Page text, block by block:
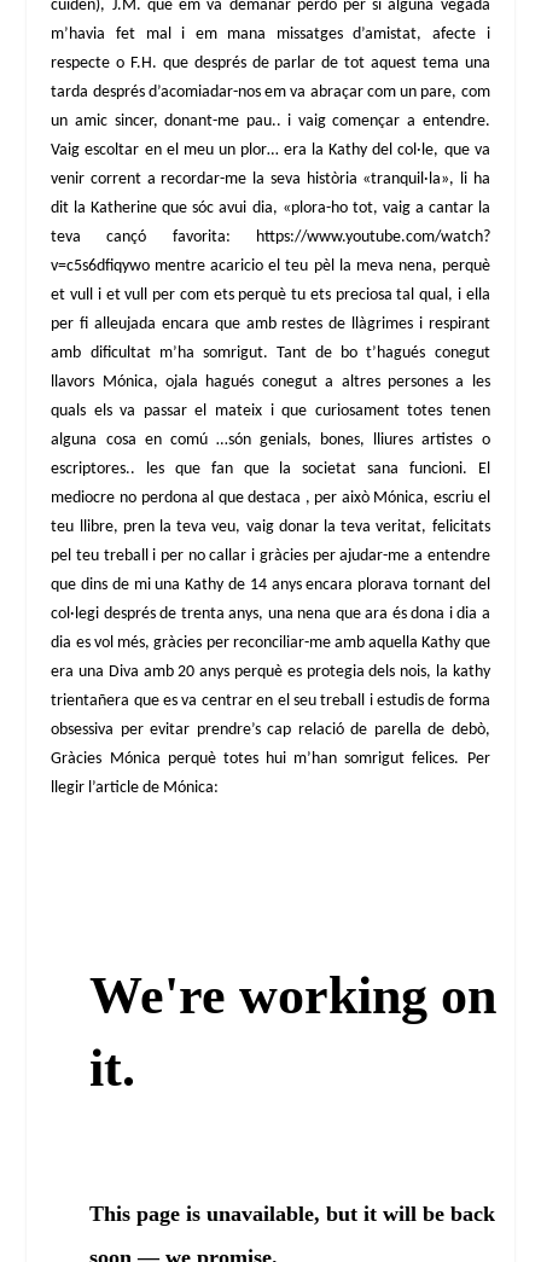
cuiden), J.M. que em va demanar perdó per si alguna vegada
m’havia fet mal i em mana missatges d’amistat, afecte i
respecte o F.H. que després de parlar de tot aquest tema una
tarda després d’acomiadar-nos em va abraçar com un pare, com
un amic sincer, donant-me pau.. i vaig començar a entendre.
Vaig escoltar en el meu un plor… era la Kathy del col·le, que va
venir corrent a recordar-me la seva història «tranquil·la», li ha
dit la Katherine que sóc avui dia, «plora-ho tot, vaig a cantar la
teva cançó favorita: https://www.youtube.com/watch?
v=c5s6dfiqywo mentre acaricio el teu pèl la meva nena, perquè
et vull i et vull per com ets perquè tu ets preciosa tal qual, i ella
per fi alleujada encara que amb restes de llàgrimes i respirant
amb dificultat m’ha somrigut. Tant de bo t’hagués conegut
llavors Mónica, ojala hagués conegut a altres persones a les
quals els va passar el mateix i que curiosament totes tenen
alguna cosa en comú …són genials, bones, lliures artistes o
escriptores.. les que fan que la societat sana funcioni. El
mediocre no perdona al que destaca , per això Mónica, escriu el
teu llibre, pren la teva veu, vaig donar la teva veritat, felicitats
pel teu treball i per no callar i gràcies per ajudar-me a entendre
que dins de mi una Kathy de 14 anys encara plorava tornant del
col·legi després de trenta anys, una nena que ara és dona i dia a
dia es vol més, gràcies per reconciliar-me amb aquella Kathy que
era una Diva amb 20 anys perquè es protegia dels nois, la kathy
trientañera que es va centrar en el seu treball i estudis de forma
obsessiva per evitar prendre’s cap relació de parella de debò,
Gràcies Mónica perquè totes hui m’han somrigut felices. Per
llegir l’article de Mónica: